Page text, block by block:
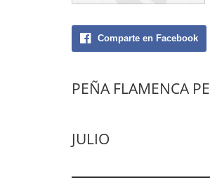
Comparte en Facebook
PEÑA FLAMENCA
JULIO